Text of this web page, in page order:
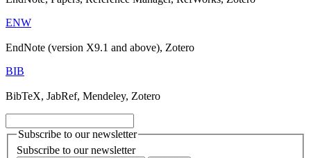
ENW
EndNote (version X9.1 and above), Zotero
BIB
BibTeX, JabRef, Mendeley, Zotero
Subscribe to our newsletter
Subscribe to our newsletter